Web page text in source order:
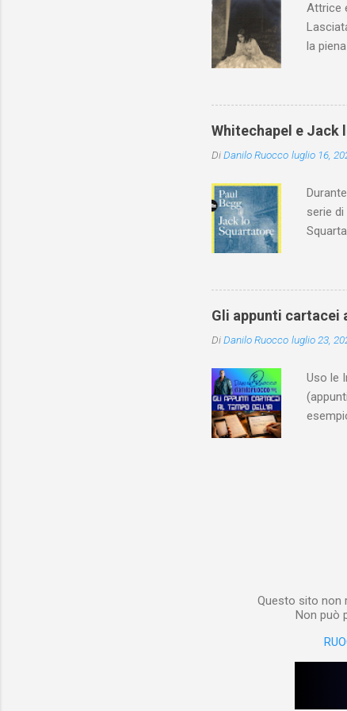
Attrice
la
Whitechapel e Jack
DiDanilo Ruocco luglio 16,
serie
Gli appunti cartacei
DiDanilo Ruocco luglio 23,
Uso le
Questo sito non
Non può